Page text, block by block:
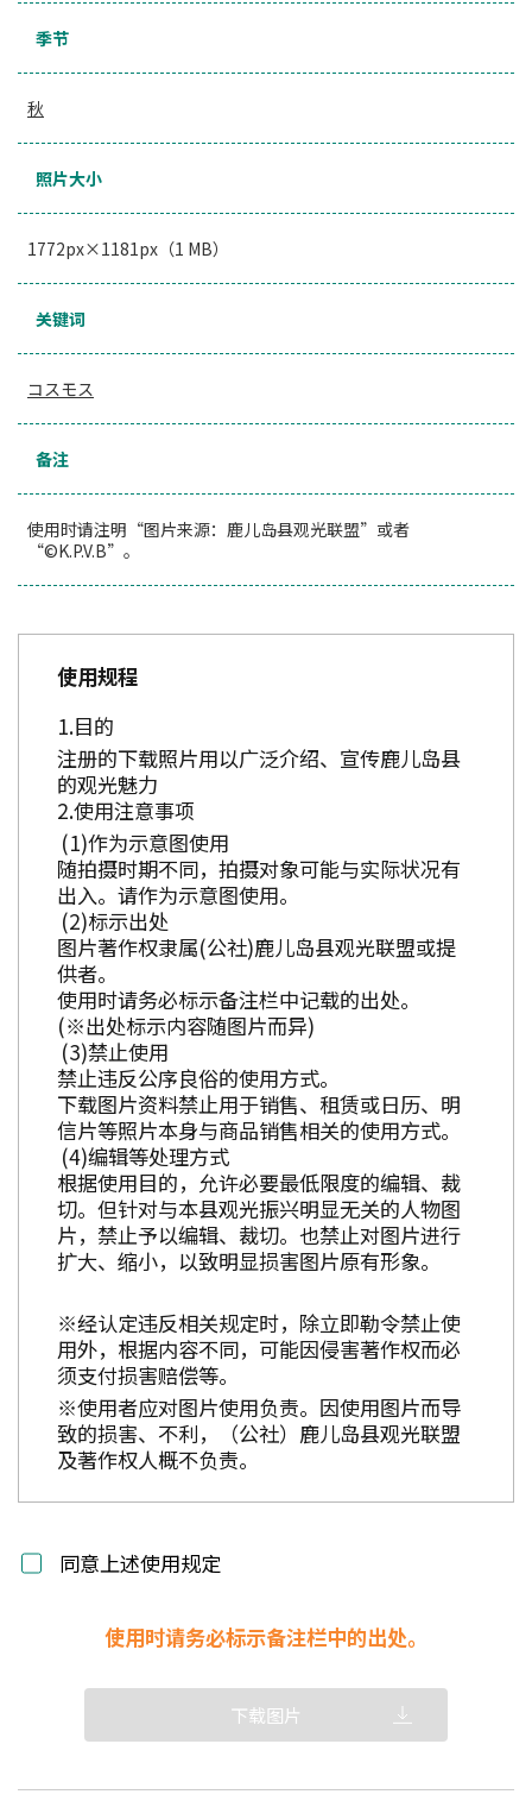
季节
秋
照片大小
1772px×1181px（1 MB）
关键词
コスモス
备注
使用时请注明“图片来源：鹿儿岛县观光联盟”或者
“©K.P.V.B”。
使用规程
目的
注册的下载照片用以广泛介绍、宣传鹿儿岛县
的观光魅力
使用注意事项
作为示意图使用
随拍摄时期不同，拍摄对象可能与实际状况有
出入。请作为示意图使用。
标示出处
图片著作权隶属(公社)鹿儿岛县观光联盟或提
供者。
使用时请务必标示备注栏中记载的出处。
(※出处标示内容随图片而异)
禁止使用
禁止违反公序良俗的使用方式。
下载图片资料禁止用于销售、租赁或日历、明
信片等照片本身与商品销售相关的使用方式。
编辑等处理方式
根据使用目的，允许必要最低限度的编辑、裁
切。但针对与本县观光振兴明显无关的人物图
片，禁止予以编辑、裁切。也禁止对图片进行
扩大、缩小，以致明显损害图片原有形象。
※经认定违反相关规定时，除立即勒令禁止使
用外，根据内容不同，可能因侵害著作权而必
须支付损害赔偿等。
※使用者应对图片使用负责。因使用图片而导
致的损害、不利，（公社）鹿儿岛县观光联盟
及著作权人概不负责。
同意上述使用规定
使用时请务必标示备注栏中的出处。
下载图片